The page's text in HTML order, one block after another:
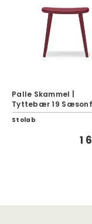
Palle Skammel |
Tyttebær 19
Stolab
1